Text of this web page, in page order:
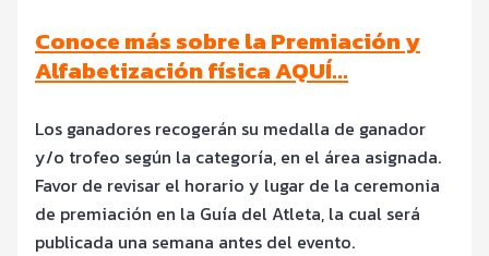
Conoce más sobre la Premiación y
Alfabetización física AQUÍ…
Los ganadores recogerán su medalla de ganador
y/o trofeo según la categoría, en el área asignada.
Favor de revisar el horario y lugar de la ceremonia
de premiación en la Guía del Atleta, la cual será
publicada una semana antes del evento.